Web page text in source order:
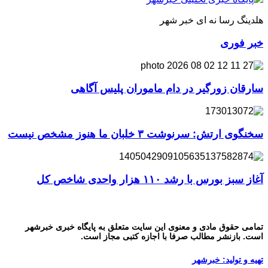
هلدینگ رسا نه ای خبر شهر
خبر فوری
سارقان زورگیر در دام ماموران پلیس آگاهی
سخنگوی ارتش: سرنوشت ۳ خلبان ما هنوز مشخص نیست
آغاز سبز بورس با رشد ۱۱۰ هزار واحدی شاخص کل
تمامی حقوق مادی و معنوی این سایت متعلق به پایگاه خبری خبرشهر
است. بازنشر مطالب صرفا با اجازه کتبی مجاز است.
تهیه و تولید: خبرشهر